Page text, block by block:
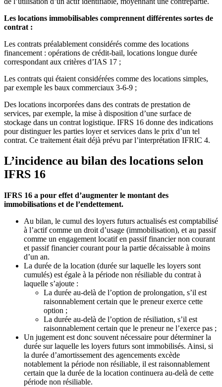
Les locations immobilisables comprennent différentes sortes de
contrat :
Les contrats préalablement considérés comme des locations
financement : opérations de crédit-bail, locations longue durée
correspondant aux critères d’IAS 17 ;
Les contrats qui étaient considérées comme des locations simples,
par exemple les baux commerciaux 3-6-9 ;
Des locations incorporées dans des contrats de prestation de
services, par exemple, la mise à disposition d’une surface de
stockage dans un contrat logistique. IFRS 16 donne des indications
pour distinguer les parties loyer et services dans le prix d’un tel
contrat. Ce traitement était déjà prévu par l’interprétation IFRIC 4.
L’incidence au bilan des locations selon
IFRS 16
IFRS 16 a pour effet d’augmenter le montant des
immobilisations et de l’endettement.
Au bilan, le cumul des loyers futurs actualisés est comptabilisé
à l’actif comme un droit d’usage (immobilisation), et au passif
comme un engagement locatif en passif financier non courant
et passif financier courant pour la partie décaissable à moins
d’un an.
La durée de la location (durée sur laquelle les loyers sont
cumulés) est égale à la période non résiliable du contrat à
laquelle s’ajoute :
La durée au-delà de l’option de prolongation, s’il est
raisonnablement certain que le preneur exerce cette
option ;
La durée au-delà de l’option de résiliation, s’il est
raisonnablement certain que le preneur ne l’exerce pas ;
Un jugement est donc souvent nécessaire pour déterminer la
durée sur laquelle les loyers futurs sont immobilisés. Ainsi, si
la durée d’amortissement des agencements excède
notablement la période non résiliable, il est raisonnablement
certain que la durée de la location continuera au-delà de cette
période non résiliable.